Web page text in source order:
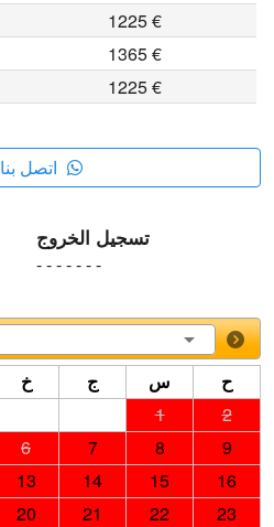
1225 €
1365 €
1225 €
اتصل بنا
تسجيل الخروج
- - - - - - -
خ ج س
ح
1
2
6 7 8
9
13 14 15
16
20 21 22
23